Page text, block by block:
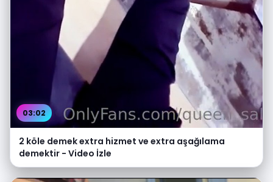
03:02
2 köle demek extra hizmet ve extra aşağılama
demektir - Video İzle